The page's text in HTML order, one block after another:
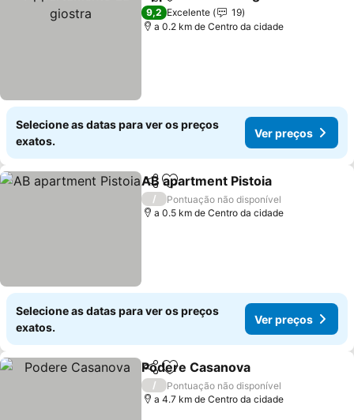
9,2 Excelente
19
a 0.2 km de Centro da cidade
Selecione as datas para ver os preços
exatos.
Ver preços
PartilharAdicionar aos favoritos
AB apartment Pistoia
/
Pontuação não disponível
a 0.5 km de Centro da cidade
Selecione as datas para ver os preços
exatos.
Ver preços
PartilharAdicionar aos favoritos
Podere Casanova
/
Pontuação não disponível
a 4.7 km de Centro da cidade